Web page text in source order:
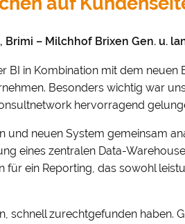
– Milchhof Brixen Gen. u.
BI in Kombination mit dem neuen
Besonders wichtig war
hervorragend
und neuen System gemeinsam
eines zentralen Data-
ein Reporting, das sowohl
schnell zurechtgefunden haben.